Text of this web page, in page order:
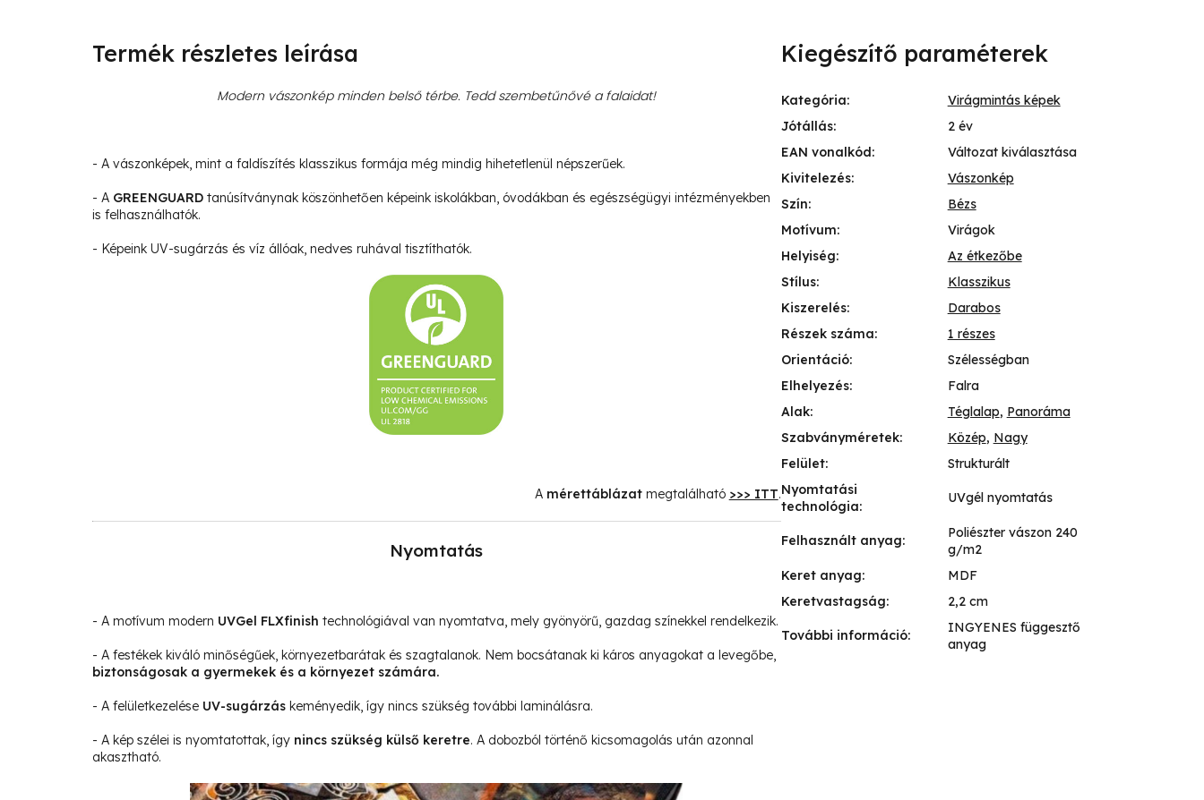
Termék részletes leírása
Modern vászonkép minden belső térbe. Tedd szembetűnővé a falaidat!
- A vászonképek, mint a faldíszítés klasszikus formája még mindig hihetetlenül népszerűek.
- A GREENGUARD tanúsítványnak köszönhetően képeink iskolákban, óvodákban és egészségügyi intézményekben
is felhasználhatók.
- Képeink UV-sugárzás és víz állóak, nedves ruhával tisztíthatók.
A mérettáblázat megtalálható >>> ITT.
Nyomtatás
- A motívum modern UVGel FLXfinish technológiával van nyomtatva, mely gyönyörű, gazdag színekkel rendelkezik.
- A festékek kiváló minőségűek, környezetbarátak és szagtalanok. Nem bocsátanak ki káros anyagokat a levegőbe,
biztonságosak a gyermekek és a környezet számára.
- A felületkezelése UV-sugárzás keményedik, így nincs szükség további laminálásra.
- A kép szélei is nyomtatottak, így nincs szükség külső keretre. A dobozból történő kicsomagolás után azonnal
akasztható.
Kiegészítő paraméterek
Kategória:
Virágmintás képek
Jótállás:
2 év
EAN vonalkód:
Változat kiválasztása
Kivitelezés:
Vászonkép
Szín:
Bézs
Motívum:
Virágok
Helyiség:
Az étkezőbe
Stílus:
Klasszikus
Kiszerelés:
Darabos
Részek száma:
1 részes
Orientáció:
Szélességban
Elhelyezés:
Falra
Alak: Téglalap, Panoráma
Szabványméretek: Közép, Nagy
Felület:
Strukturált
Nyomtatási
technológia:
UVgél nyomtatás
Felhasznált anyag:
Poliészter vászon 240
g/m2
Keret anyag:
MDF
Keretvastagság: 2,2 cm
További információ:
INGYENES függesztő
anyag